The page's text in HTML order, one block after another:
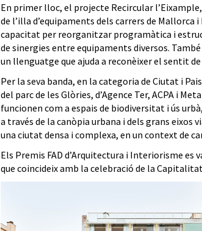
En primer lloc, el projecte Recircular
de l’illa d’equipaments dels carrers de
capacitat per reorganitzar programàtica i
de sinergies entre equipaments diversos.
un llenguatge que ajuda a reconèixer el sentit
Per la seva banda, en la categoria de Ciutat i
del parc de les Glòries, d’Agence Ter, ACPA i
funcionen com a espais de biodiversitat i ús
a través de la canòpia urbana i dels grans eixos
una ciutat densa i complexa, en un context de
Els Premis FAD d’Arquitectura i Interiorisme es
que coincideix amb la celebració de la